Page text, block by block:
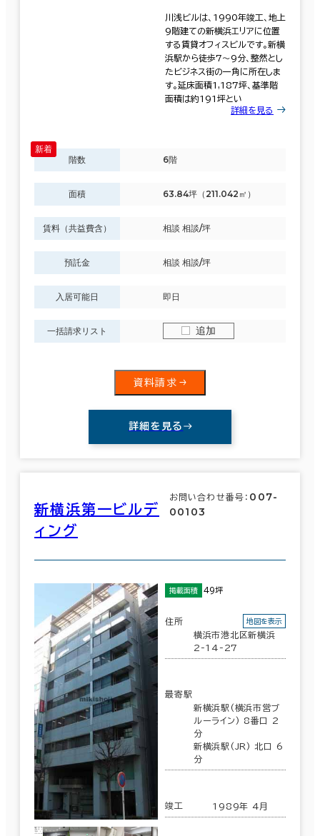
川浅ビルは、1990年竣工、地上
9階建ての新横浜エリアに位置
する賃貸オフィスビルです。新横
浜駅から徒歩7〜9分、整然とし
たビジネス街の一角に所在しま
す。延床面積1,187坪、基準階
面積は約191坪とい
詳細を見る
階数 6階
面積 63.84坪（211.042㎡）
賃料（共益費含） 相談 相談/坪
預託金 相談 相談/坪
入居可能日 即日
一括請求リスト 追加
資料請求
詳細を見る
新横浜第一ビルデ
ィング
お問い合わせ番号： 007-
00103
掲載面積 49坪
住所
横浜市港北区新横浜
2-14-27
地図を表示
最寄駅
新横浜駅(横浜市営ブ
ルーライン) 8番口 2
分
新横浜駅(JR) 北口 6
分
竣工 1989年 4月
エリアを追加・変更する
神奈川県
(1,081)
該当数 113室 (50棟)
面積選択
坪数 人数
月総額
3分以内
5分以内
10分以内
入居可能時期
即入居可能
3か月以内
６か月以内